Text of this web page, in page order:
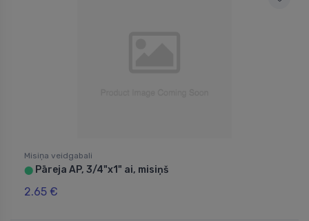
Misiņa veidgabali
⬤ Pāreja AP, 3/4"x1" ai, misiņš
2.65 €